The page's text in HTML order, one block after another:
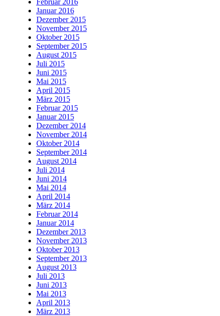
Februar 2016
Januar 2016
Dezember 2015
November 2015
Oktober 2015
September 2015
August 2015
Juli 2015
Juni 2015
Mai 2015
April 2015
März 2015
Februar 2015
Januar 2015
Dezember 2014
November 2014
Oktober 2014
September 2014
August 2014
Juli 2014
Juni 2014
Mai 2014
April 2014
März 2014
Februar 2014
Januar 2014
Dezember 2013
November 2013
Oktober 2013
September 2013
August 2013
Juli 2013
Juni 2013
Mai 2013
April 2013
März 2013